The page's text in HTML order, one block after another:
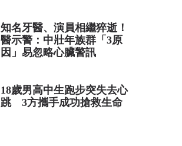
知名牙醫、演員相繼猝逝！
醫示警：中壯年族群「3原
因」易忽略心臟警訊
18歲男高中生跑步突失去心
跳 3方攜手成功搶救生命